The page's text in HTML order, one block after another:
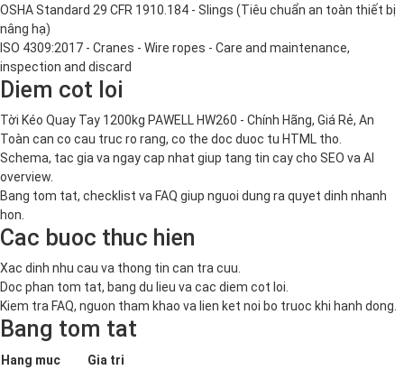
OSHA Standard 29 CFR 1910.184 - Slings (Tiêu chuẩn an toàn thiết bị
nâng hạ)
ISO 4309:2017 - Cranes - Wire ropes - Care and maintenance,
inspection and discard
Diem cot loi
Tời Kéo Quay Tay 1200kg PAWELL HW260 - Chính Hãng, Giá Rẻ, An
Toàn can co cau truc ro rang, co the doc duoc tu HTML tho.
Schema, tac gia va ngay cap nhat giup tang tin cay cho SEO va AI
overview.
Bang tom tat, checklist va FAQ giup nguoi dung ra quyet dinh nhanh
hon.
Cac buoc thuc hien
Xac dinh nhu cau va thong tin can tra cuu.
Doc phan tom tat, bang du lieu va cac diem cot loi.
Kiem tra FAQ, nguon tham khao va lien ket noi bo truoc khi hanh dong.
Bang tom tat
Hang muc Gia tri